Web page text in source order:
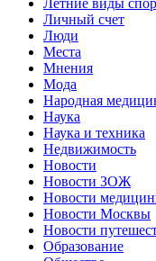
Летние виды
Личный счет
Люди
Места
Мнения
Мода
Народная
Наука
Наука и техника
Недвижимость
Новости
Новости ЗОЖ
Новости
Новости Москвы
Новости
Образование